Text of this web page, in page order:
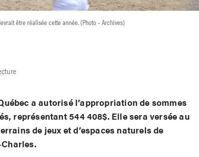
être réalisée cette année. (Photo – Archives)
a autorisé l’appropriation de sommes
représentant 544 408$. Elle sera versée au
de jeux et d’espaces naturels de